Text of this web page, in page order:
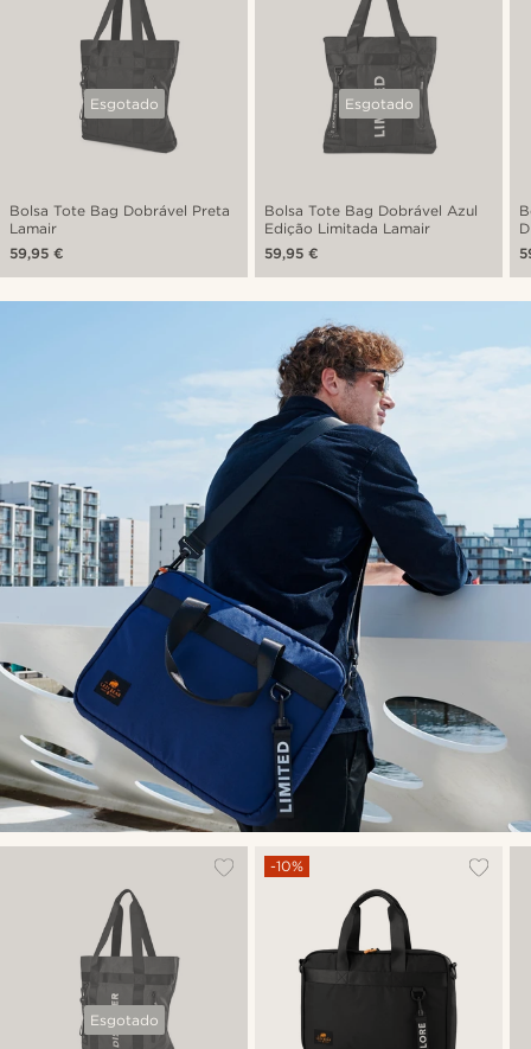
Esgotado
Bolsa Tote Bag Dobrável Preta
Lamair
59,95 €
Esgotado
Bolsa Tote Bag Dobrável Azul
Edição Limitada Lamair
59,95 €
Esgotado
-10%